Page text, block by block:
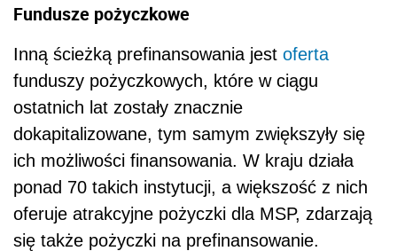
Fundusze pożyczkowe
Inną ścieżką prefinansowania jest oferta
funduszy pożyczkowych, które w ciągu
ostatnich lat zostały znacznie
dokapitalizowane, tym samym zwiększyły się
ich możliwości finansowania. W kraju działa
ponad 70 takich instytucji, a większość z nich
oferuje atrakcyjne pożyczki dla MSP, zdarzają
się także pożyczki na prefinansowanie.